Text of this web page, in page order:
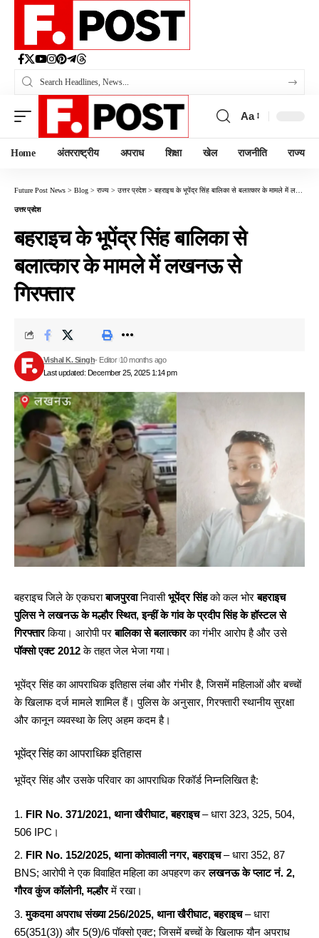
Aa
Home अंतरराष्ट्रीय अपराध शिक्षा खेल राजनीति राज्य
Future Post News > Blog > राज्य > उत्तर प्रदेश> बहराइच के भूपेंद्र सिंह बालिका से बलात्कार के मामले में लखनऊ से गिरफ्तार
उत्तर प्रदेश
बहराइच के भूपेंद्र सिंह बालिका से
बलात्कार के मामले में लखनऊ से
गिरफ्तार
Last updated: December 25, 2025 1:14 pm
Vishal K. Singh- Editor 10 months ago
बहराइच जिले के एकघराबाजपुरवानिवासीभूपेंद्र सिंहको कल भोरबहराइच
पुलिस ने लखनऊ के मल्हौर स्थित, इन्हीं के गांव के प्रदीप सिंह के हॉस्टल से
गिरफ्तारकिया। आरोपी परबालिका से बलात्कारका गंभीर आरोप है और उसे
पॉक्सो एक्ट 2012के तहत जेल भेजा गया।
भूपेंद्र सिंह का आपराधिक इतिहास लंबा और गंभीर है, जिसमें महिलाओं और बच्चों
के खिलाफ दर्ज मामले शामिल हैं। पुलिस के अनुसार, गिरफ्तारी स्थानीय सुरक्षा
और कानून व्यवस्था के लिए अहम कदम है।
भूपेंद्र सिंह का आपराधिक इतिहास
भूपेंद्र सिंह और उसके परिवार का आपराधिक रिकॉर्ड निम्नलिखित है:
FIR No. 371/2021, थाना खैरीघाट, बहराइच– धारा 323, 325, 504,
506 IPC।
FIR No. 152/2025, थाना कोतवाली नगर, बहराइच– धारा 352, 87
BNS; आरोपी ने एक विवाहित महिला का अपहरण करलखनऊ के प्लाट नं. 2,
गौरव कुंज कॉलोनी, मल्हौरमें रखा।
मुकदमा अपराध संख्या 256/2025, थाना खैरीघाट, बहराइच– धारा
65(351(3)) और 5(9)/6 पॉक्सो एक्ट; जिसमें बच्चों के खिलाफ यौन अपराध